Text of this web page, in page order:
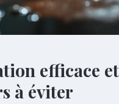
efficace
à éviter